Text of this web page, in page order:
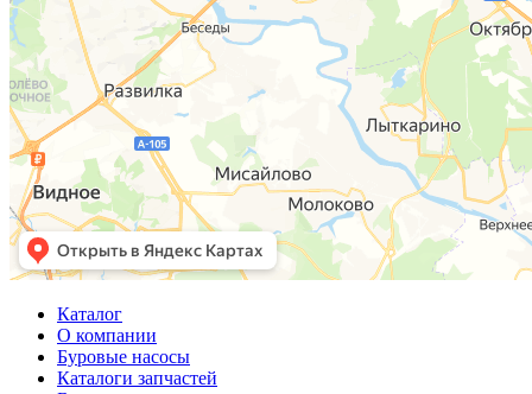
Каталог
О компании
Буровые насосы
Каталоги запчастей